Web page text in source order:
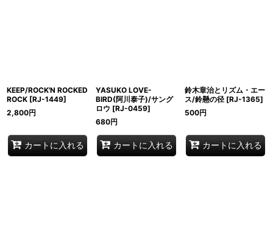
KEEP/ROCK'N ROCKED
ROCK [RJ-1449]
2,800円
カートに入れる
YASUKO LOVE-
BIRD(阿川泰子)/サング
ロウ [RJ-0459]
680円
カートに入れる
鈴木章治とリズム・エー
ス/鈴懸の径 [RJ-1365]
500円
カートに入れる